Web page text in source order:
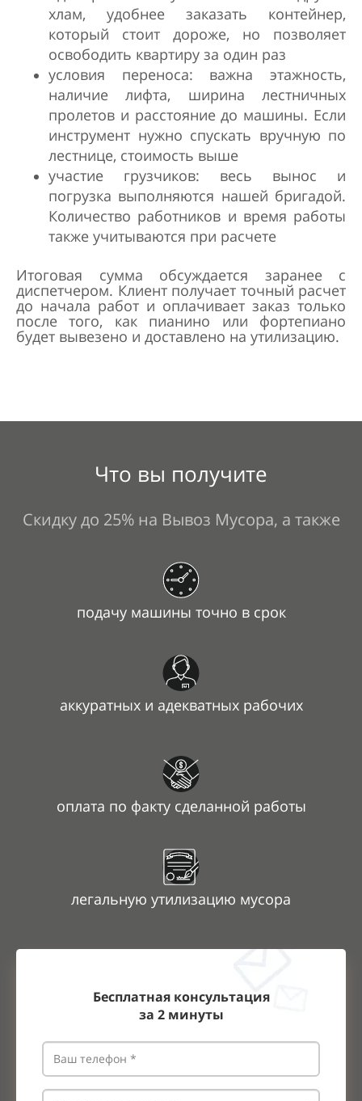
хлам, удобнее заказать контейнер,
который стоит дороже, но позволяет
освободить квартиру за один раз
условия переноса: важна этажность,
наличие лифта, ширина лестничных
пролетов и расстояние до машины. Если
инструмент нужно спускать вручную по
лестнице, стоимость выше
участие грузчиков: весь вынос и
погрузка выполняются нашей бригадой.
Количество работников и время работы
также учитываются при расчете
Итоговая сумма обсуждается заранее с
диспетчером. Клиент получает точный расчет
до начала работ и оплачивает заказ только
после того, как пианино или фортепиано
будет вывезено и доставлено на утилизацию.
Что вы получите
Скидку до 25% на Вывоз Мусора, а также
подачу машины точно в срок
аккуратных и адекватных рабочих
оплата по факту сделанной работы
легальную утилизацию мусора
Бесплатная консультация
за 2 минуты